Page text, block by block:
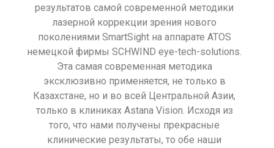
результатов самой современной методики
лазерной коррекции зрения нового
поколениями SmartSight на аппарате ATOS
немецкой фирмы SCHWIND eye-tech-solutions.
Эта самая современная методика
эксклюзивно применяется, не только в
Казахстане, но и во всей Центральной Азии,
только в клиниках Astana Vision. Исходя из
того, что нами получены прекрасные
клинические результаты, то обе наши